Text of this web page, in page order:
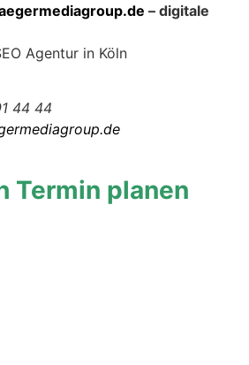
– digitale
Agentur in Köln
44 44
Termin planen